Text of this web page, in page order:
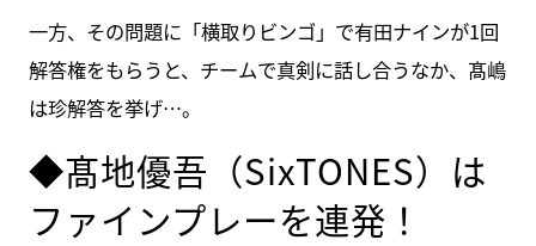
一方、その問題に「横取りビンゴ」で有田ナインが1回
解答権をもらうと、チームで真剣に話し合うなか、髙嶋
は珍解答を挙げ…。
◆髙地優吾（SixTONES）は
ファインプレーを連発！